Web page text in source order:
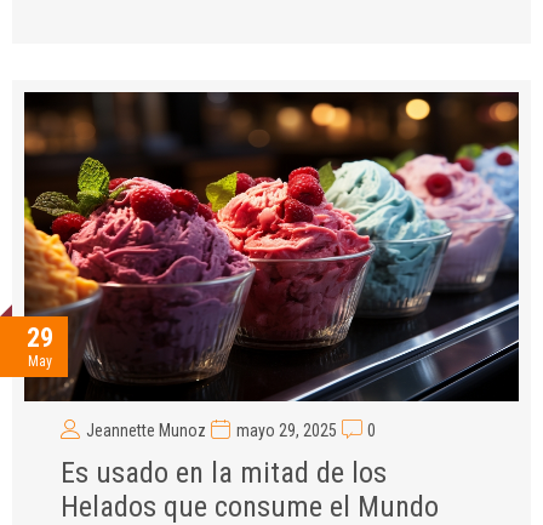
29
May
Jeannette Munoz mayo 29, 2025 0
Es usado en la mitad de los
Helados que consume el Mundo